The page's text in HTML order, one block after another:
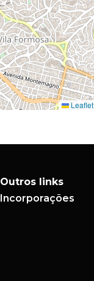
Leaflet
Outros links
Incorporações